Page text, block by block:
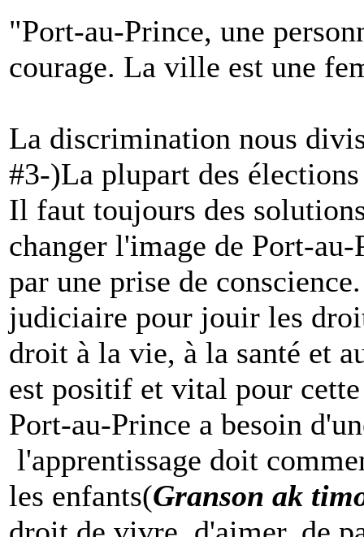
"Port-au-Prince, une
courage. La ville est une
La discrimination nous
#3-)La plupart des
Il faut toujours des
changer l'image de Port-
par une prise de
judiciaire pour jouir les
droit à la vie, à la santé et
est positif et vital pour
Port-au-Prince a besoin
l'apprentissage doit
les enfants(Granson ak